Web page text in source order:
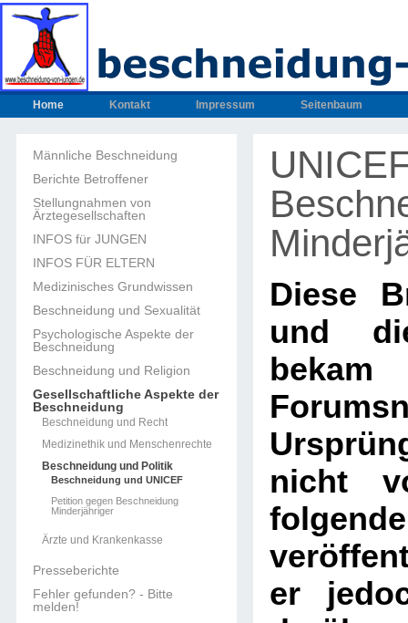
Home Kontakt Impressum Seitenbaum
Männliche Beschneidung
Berichte Betroffener
Stellungnahmen von
Ärztegesellschaften
INFOS für JUNGEN
INFOS FÜR ELTERN
Medizinisches Grundwissen
Beschneidung und Sexualität
Psychologische Aspekte der
Beschneidung
Beschneidung und Religion
Gesellschaftliche Aspekte der
Beschneidung
Beschneidung und Recht
Medizinethik und Menschenrechte
Beschneidung und Politik
Beschneidung und UNICEF
Petition gegen Beschneidung
Minderjähriger
Ärzte und Krankenkasse
Presseberichte
Fehler gefunden? - Bitte
melden!
Diese
und
nicht
er